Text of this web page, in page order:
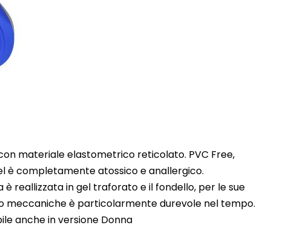
materiale elastometrico reticolato. PVC Free,
è completamente atossico e anallergico.
è reallizzata in gel traforato e il fondello, per le sue
meccaniche è particolarmente durevole nel tempo.
anche in versione Donna